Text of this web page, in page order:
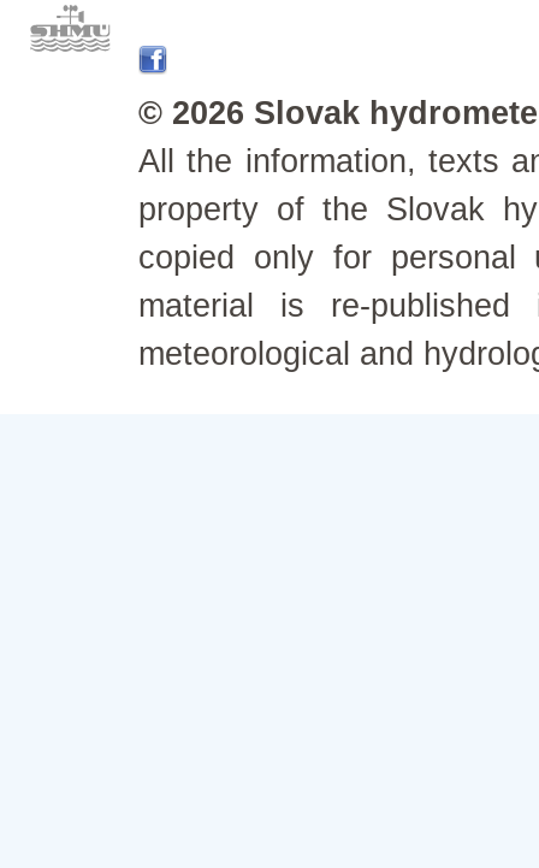
© 2026 Slovak
All the information, texts
property of the Slovak
copied only for personal
material is re-
meteorological and